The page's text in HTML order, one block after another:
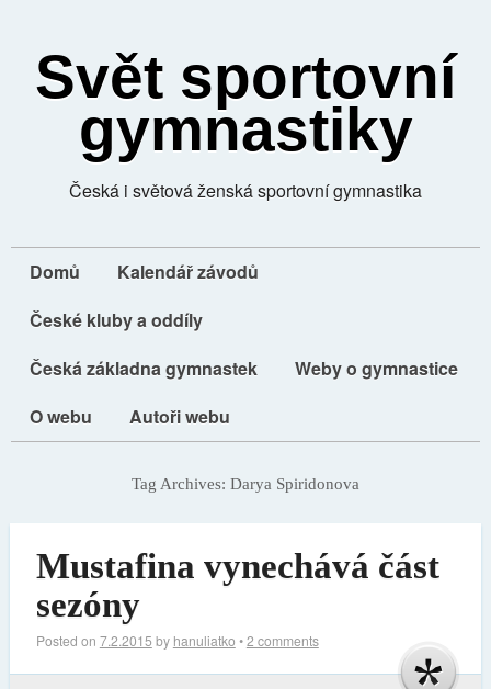
Svět sportovní
gymnastiky
Česká i světová ženská sportovní gymnastika
Domů
Kalendář závodů
České kluby a oddíly
Česká základna gymnastek
Weby o gymnastice
O webu
Autoři webu
Tag Archives: Darya Spiridonova
Mustafina vynechává část
sezóny
Posted on 7.2.2015 by hanuliatko •2 comments